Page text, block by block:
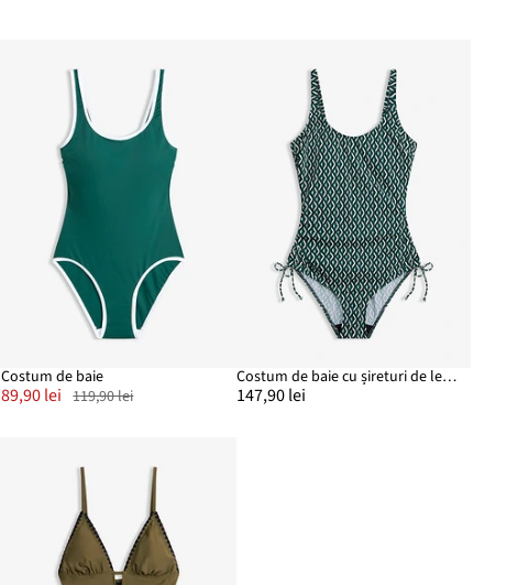
Costum de baie
89,90 lei 119,90 lei
Costum de baie cu șireturi de legare
147,90 lei